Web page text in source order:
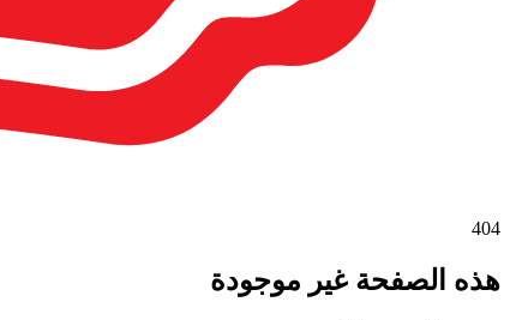
404
هذه الصفحة غير موجودة